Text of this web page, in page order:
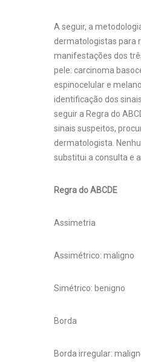
A seguir, a
dermatologistas para
manifestações dos
pele: carcinoma
espinocelular e
identificação dos
seguir a Regra do
sinais suspeitos,
dermatologista.
substitui a consulta e
Regra do ABCDE
Assimetria
Assimétrico: maligno
Simétrico: benigno
Borda
Borda irregular: